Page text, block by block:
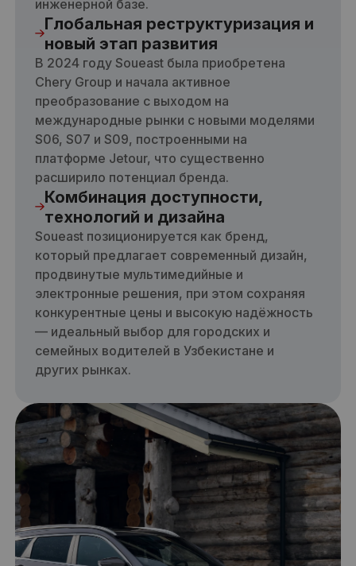
инженерной базе.
Глобальная реструктуризация и
новый этап развития
В 2024 году Soueast была приобретена
Chery Group и начала активное
преобразование с выходом на
международные рынки с новыми моделями
S06, S07 и S09, построенными на
платформе Jetour, что существенно
расширило потенциал бренда.
Комбинация доступности,
технологий и дизайна
Soueast позиционируется как бренд,
который предлагает современный дизайн,
продвинутые мультимедийные и
электронные решения, при этом сохраняя
конкурентные цены и высокую надёжность
— идеальный выбор для городских и
семейных водителей в Узбекистане и
других рынках.